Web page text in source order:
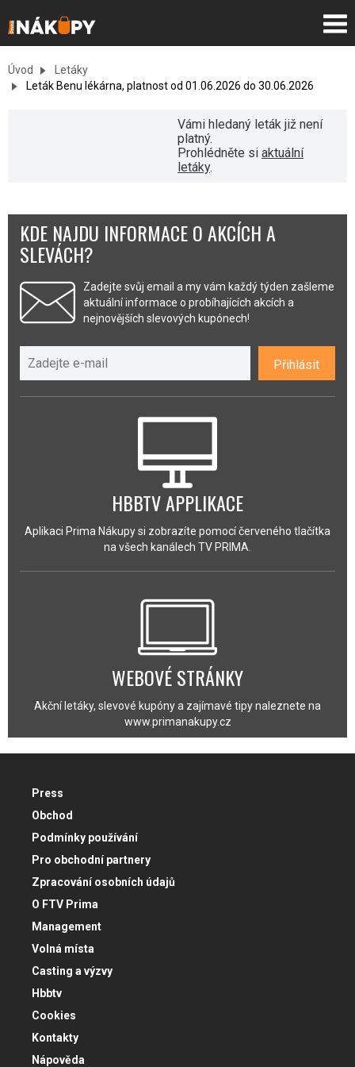
Úvod
Letáky
Leták Benu lékárna, platnost od 01.06.2026 do 30.06.2026
Vámi hledaný leták již není
platný.
Prohlédněte si aktuální
letáky.
KDE NAJDU INFORMACE O AKCÍCH A
SLEVÁCH?
Zadejte svůj email a my vám každý týden zašleme
aktuální informace o probíhajících akcích a
nejnovějších slevových kupónech!
Přihlásit
HBBTV APPLIKACE
Aplikaci Prima Nákupy si zobrazíte pomocí červeného tlačítka
na všech kanálech TV PRIMA.
WEBOVÉ STRÁNKY
Akční letáky, slevové kupóny a zajímavé tipy naleznete na
www.primanakupy.cz
Press
Obchod
Podmínky používání
Pro obchodní partnery
Zpracování osobních údajů
O FTV Prima
Management
Volná místa
Casting a výzvy
Hbbtv
Cookies
Kontakty
Nápověda